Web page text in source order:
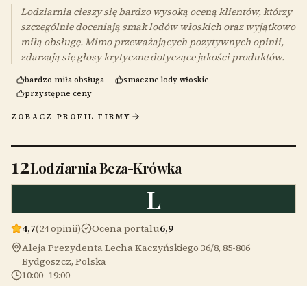
Lodziarnia cieszy się bardzo wysoką oceną klientów, którzy
szczególnie doceniają smak lodów włoskich oraz wyjątkowo
miłą obsługę. Mimo przeważających pozytywnych opinii,
zdarzają się głosy krytyczne dotyczące jakości produktów.
bardzo miła obsługa
smaczne lody włoskie
przystępne ceny
ZOBACZ PROFIL FIRMY
12Lodziarnia Beza-Krówka
L
4,7(24 opinii) Ocena portalu6,9
Aleja Prezydenta Lecha Kaczyńskiego 36/8, 85-806
Bydgoszcz, Polska
10:00–19:00